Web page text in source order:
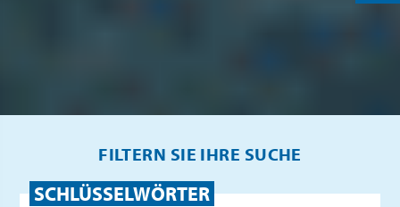
FILTERN SIE IHRE SUCHE
SCHLÜSSELWÖRTER